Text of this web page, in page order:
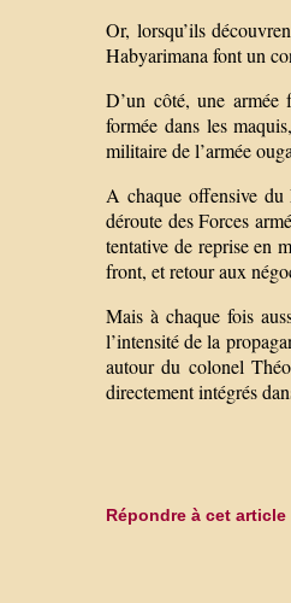
Or, lorsqu’ils
Habyarimana font un
D’un côté, une
formée dans les
militaire de l’armée
A chaque offensive du
déroute des Forces
tentative de reprise en
front, et retour aux
Mais à chaque fois
l’intensité de la
autour du colonel
directement intégrés
Répondre à cet article